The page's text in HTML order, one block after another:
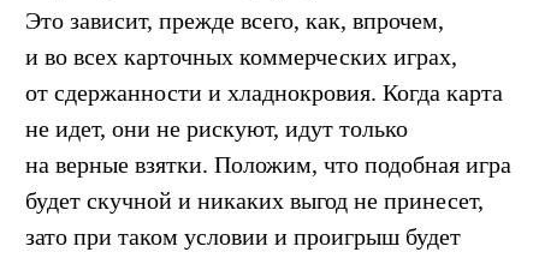
Это зависит, прежде всего, как, впрочем,
и во всех карточных коммерческих играх,
от сдержанности и хладнокровия. Когда карта
не идет, они не рискуют, идут только
на верные взятки. Положим, что подобная игра
будет скучной и никаких выгод не принесет,
зато при таком условии и проигрыш будет